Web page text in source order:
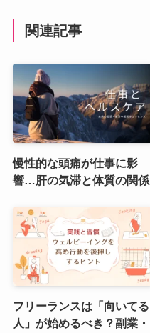
関連記事
慢性的な頭痛が仕事に影
響…肝の気滞と体質の関係
フリーランスは「向いてる
人」が始めるべき？副業・